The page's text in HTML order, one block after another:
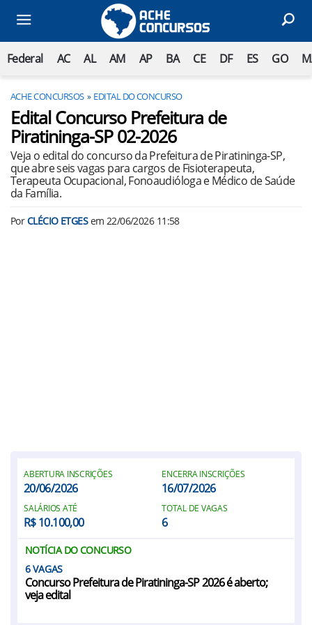
Federal AC AL AM AP BA CE DF ES GO
ACHE CONCURSOS EDITAL DO CONCURSO
Edital Concurso Prefeitura de
Piratininga-SP 02-2026
Veja o edital do concurso da Prefeitura de Piratininga-SP,
que abre seis vagas para cargos de Fisioterapeuta,
Terapeuta Ocupacional, Fonoaudióloga e Médico de Saúde
da Família.
PorCLÉCIO ETGESem 22/06/2026 11:58
ABERTURA INSCRIÇÕES
20/06/2026
ENCERRA INSCRIÇÕES
16/07/2026
SALÁRIOS ATÉ
R$ 10.100,00
TOTAL DE VAGAS
6
NOTÍCIA DO CONCURSO
6
Concurso Prefeitura de Piratininga-SP 2026 é aberto;
veja edital